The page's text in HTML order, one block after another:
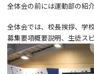
全体会の前には運動部の紹
全体会では、校長挨拶、学
募集要項概要説明、生徒ス